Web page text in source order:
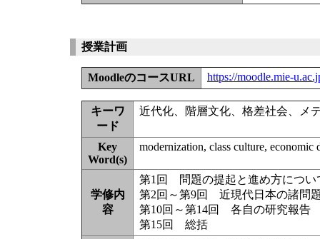
授業計画
MoodleのコースURL https://moodle.mie-
キーワ
ード
近代化、階層文化、格差社会、メ
Key
Word(s)
modernization, class culture, economic
学修内
容
第1回 問題の提起と進め方につい
第2回～第9回 近現代日本の諸問
第10回～第14回 各自の研究報告
第15回 総括